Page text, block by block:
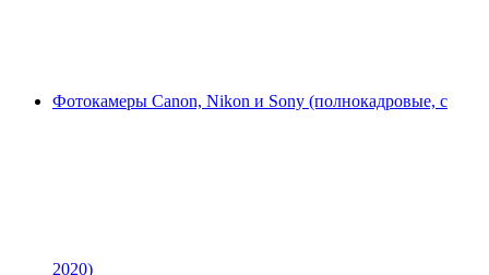
Фотокамеры Canon, Nikon и Sony (полнокадровые, с
2020)